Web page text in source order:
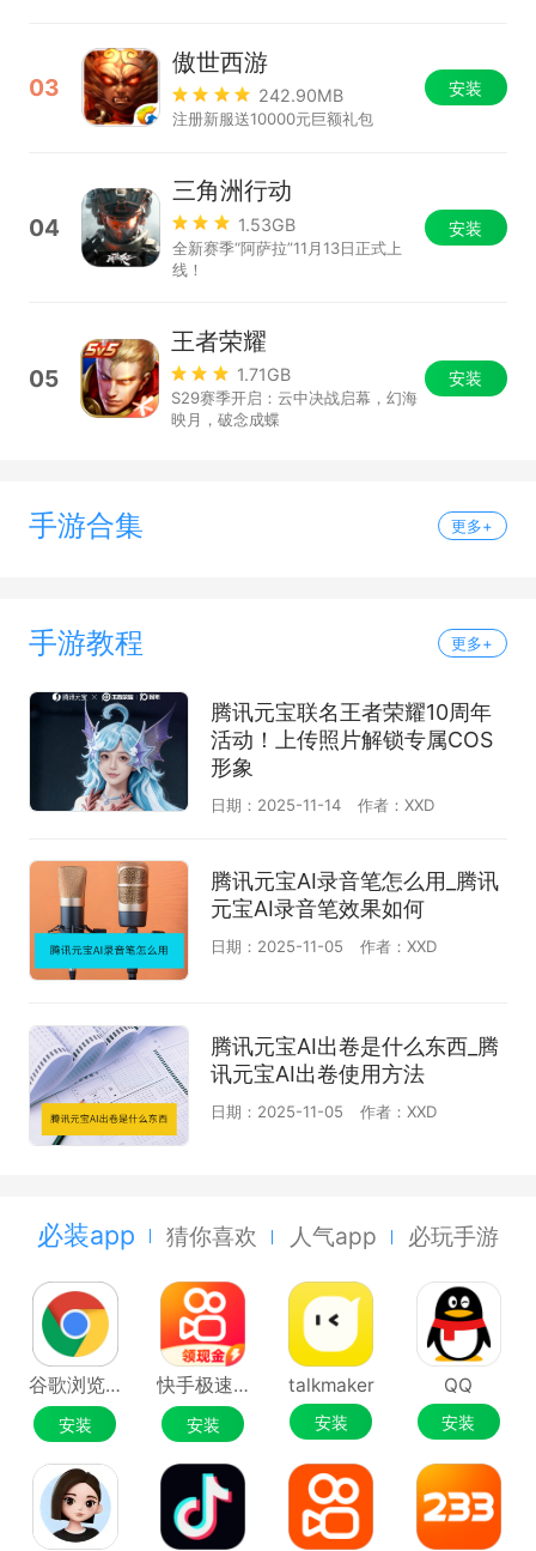
03
傲世西游
242.90MB
注册新服送10000元巨额礼包
安装
04
三角洲行动
1.53GB
全新赛季“阿萨拉”11月13日正式上
线！
安装
05
王者荣耀
1.71GB
S29赛季开启：云中决战启幕，幻海
映月，破念成蝶
安装
手游合集 更多+
手游教程 更多+
腾讯元宝联名王者荣耀10周年
活动！上传照片解锁专属COS
形象
日期：2025-11-14 作者：XXD
腾讯元宝AI录音笔怎么用_腾讯
元宝AI录音笔效果如何
日期：2025-11-05 作者：XXD
腾讯元宝AI出卷是什么东西_腾
讯元宝AI出卷使用方法
日期：2025-11-05 作者：XXD
必装app 猜你喜欢 人气app 必玩手游
谷歌浏览器Google Chrome
安装
快手极速版
安装
talkmaker
安装
QQ
安装